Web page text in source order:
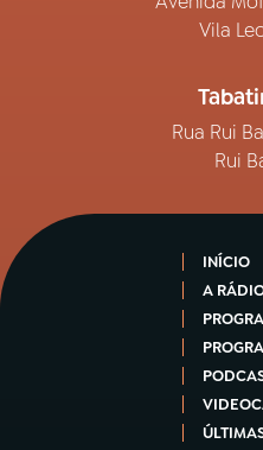
Vila
Rua Rui
Rui
INÍCIO
A